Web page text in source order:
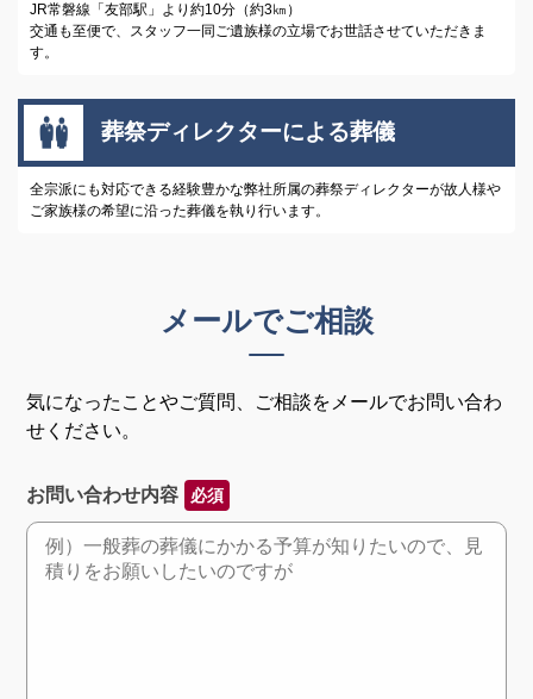
JR常磐線「友部駅」より約10分（約3㎞）
交通も至便で、スタッフ一同ご遺族様の立場でお世話させていただきま
す。
葬祭ディレクターによる葬儀
全宗派にも対応できる経験豊かな弊社所属の葬祭ディレクターが故人様や
ご家族様の希望に沿った葬儀を執り行います。
メールでご相談
気になったことやご質問、ご相談をメールでお問い合わ
せください。
お問い合わせ内容 必須